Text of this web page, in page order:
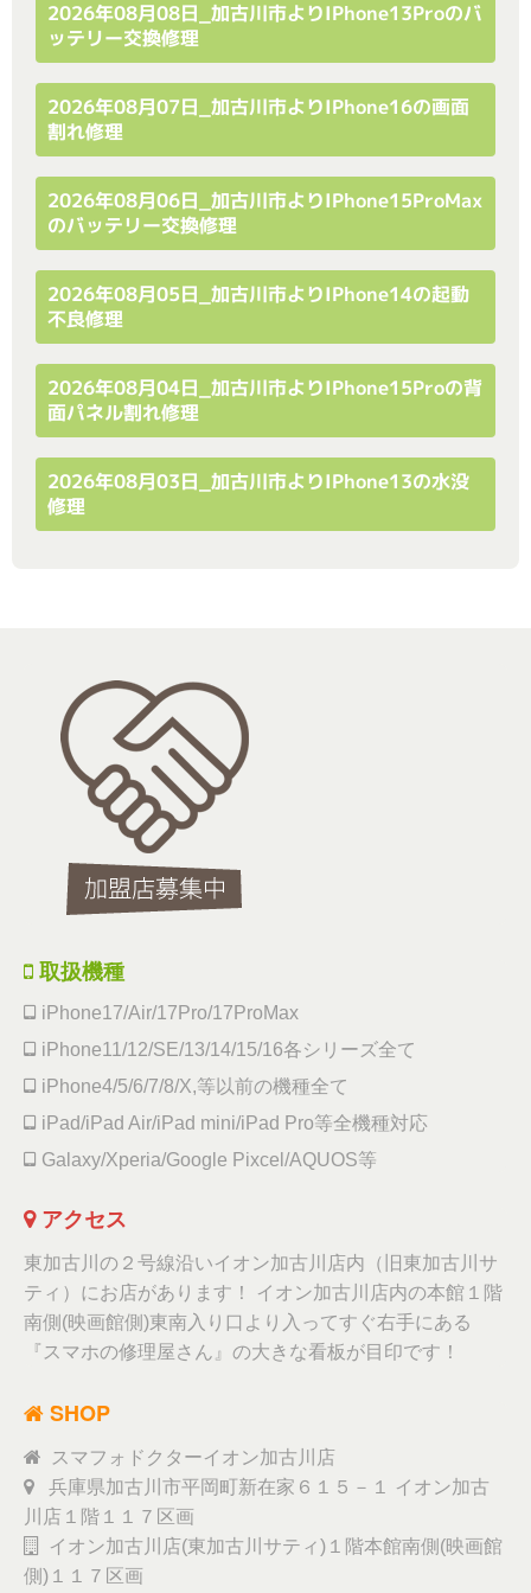
2026年08月08日_加古川市よりiPhone13Proのバ
ッテリー交換修理
2026年08月07日_加古川市よりiPhone16の画面
割れ修理
2026年08月06日_加古川市よりiPhone15ProMax
のバッテリー交換修理
2026年08月05日_加古川市よりiPhone14の起動
不良修理
2026年08月04日_加古川市よりiPhone15Proの背
面パネル割れ修理
2026年08月03日_加古川市よりiPhone13の水没
修理
取扱機種
iPhone17/Air/17Pro/17ProMax
iPhone11/12/SE/13/14/15/16各シリーズ全て
iPhone4/5/6/7/8/X,等以前の機種全て
iPad/iPad Air/iPad mini/iPad Pro等全機種対応
Galaxy/Xperia/Google Pixcel/AQUOS等
アクセス
東加古川の２号線沿いイオン加古川店内（旧東加古川サ
ティ）にお店があります！ イオン加古川店内の本館１階
南側(映画館側)東南入り口より入ってすぐ右手にある
『スマホの修理屋さん』の大きな看板が目印です！
SHOP
スマフォドクターイオン加古川店
兵庫県加古川市平岡町新在家６１５－１ イオン加古
川店１階１１７区画
イオン加古川店(東加古川サティ)１階本館南側(映画館
側)１１７区画